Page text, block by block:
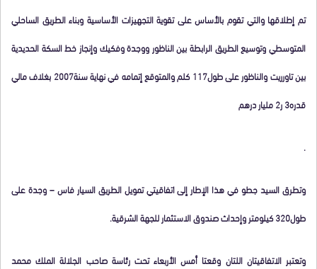
تم إطلاقها والتي تقوم بالأساس على تقوية التجهيزات الأساسية وبناء الطريق الساحلي
المتوسطي وتوسيع الطريق الرابطة بين الناظور ووجدة وفكيك وإنجاز خط السكة الحديدية
بين تاورريت والناظور على طول117 كلم والمتوقع إتمامه في نهاية سنة2007 بغلاف مالي
قدره3 ر2 مليار درهم
.
وتطرق السيد جطو في هذا الإطار إلى اتفاقيتي تمويل الطريق السيار فاس – وجدة على
طول320 كيلومتر وإحداث صندوق الاستثمار للجهة الشرقية
.
وتعتبر الاتفاقيتان اللتان وقعتا أمس الأربعاء تحت رئاسة صاحب الجلالة الملك محمد